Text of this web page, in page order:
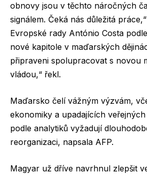
obnovy jsou v těchto náročných
signálem. Čeká nás důležitá
Evropské rady António Costa
nové kapitole v maďarských
připraveni spolupracovat s novou
vládou,“ řekl.
Maďarsko čelí vážným výzvám,
ekonomiky a upadajících
podle analytiků vyžadují
reorganizaci, napsala AFP.
Magyar už dříve navrhnul zlepšit